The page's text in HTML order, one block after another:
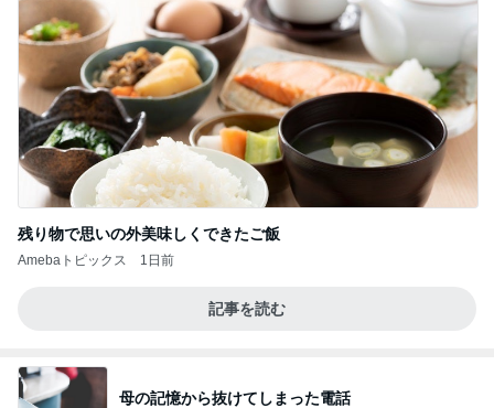
残り物で思いの外美味しくできたご飯
Amebaトピックス 1日前
記事を読む
母の記憶から抜けてしまった電話